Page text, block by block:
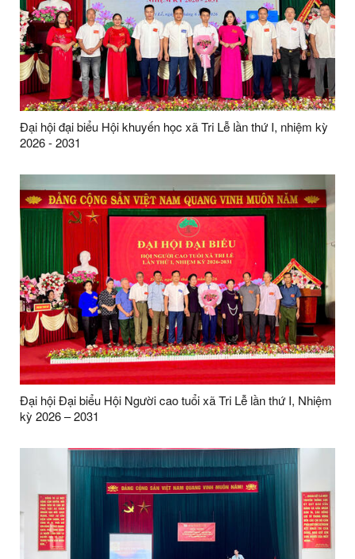
Đại hội đại biểu Hội khuyến học xã Tri Lễ lần thứ I, nhiệm kỳ
2026 - 2031
Đại hội Đại biểu Hội Người cao tuổi xã Tri Lễ lần thứ I, Nhiệm
kỳ 2026 – 2031